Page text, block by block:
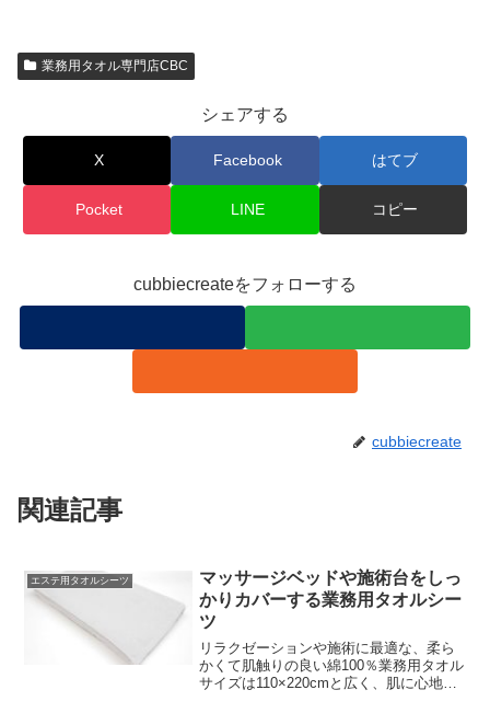
業務用タオル専門店CBC
シェアする
X Facebook はてブ
Pocket LINE コピー
cubbiecreateをフォローする
cubbiecreate
関連記事
エステ用タオルシーツ
マッサージベッドや施術台をしっ
かりカバーする業務用タオルシー
ツ
リラクゼーションや施術に最適な、柔ら
かくて肌触りの良い綿100％業務用タオル
サイズは110×220cmと広く、肌に心地よ